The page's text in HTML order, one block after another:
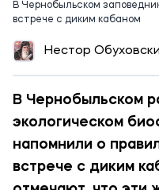
В Чернобыльском
встрече с диким кабаном
Нестор
В Чернобыльском
экологическом
напомнили о
встрече с диким